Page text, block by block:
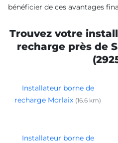
bénéficier de ces avantages
Trouvez votre
recharge près de
Installateur borne de
recharge Morlaix (16.6 km)
Installateur borne de